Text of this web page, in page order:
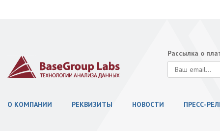
Рассылка о
О КОМПАНИИ РЕКВИЗИТЫ НОВОСТИ ПРЕСС-